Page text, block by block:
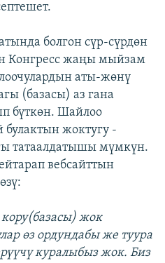
болгон сүр-сүрдөн
Конгресс жаңы мыйзам
аты-жөнү
(базасы) аз гана
бүткөн. Шайлоо
жоктугу -
татаалдатышы мүмкүн.
вебсайттын
жок
өз ордундабы же туура
куралыбыз жок. Биз